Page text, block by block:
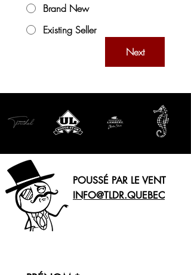
Brand New
Existing Seller
Next
POUSSÉ PAR LE VENT
INFO@TLDR.QUEBEC